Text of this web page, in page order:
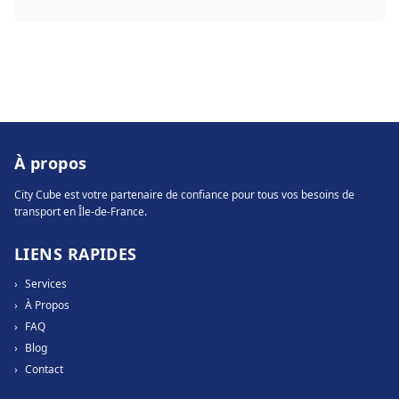
À propos
City Cube est votre partenaire de confiance pour tous vos besoins de
transport en Île-de-France.
LIENS RAPIDES
› Services
› À Propos
› FAQ
› Blog
› Contact